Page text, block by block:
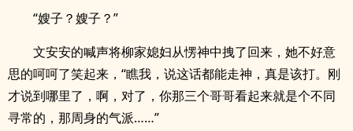
“嫂子？嫂子？”
文安安的喊声将柳家媳妇从愣神中拽了回来，她不好意
思的呵呵了笑起来，“瞧我，说这话都能走神，真是该打。刚
才说到哪里了，啊，对了，你那三个哥哥看起来就是个不同
寻常的，那周身的气派……”